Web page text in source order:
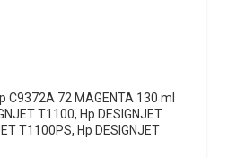
72 MAGENTA 130 ml
T1100, Hp DESIGNJET
T1100PS, Hp DESIGNJET